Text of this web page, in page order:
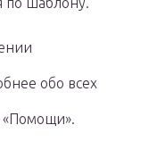
обо всех
«Помощи».